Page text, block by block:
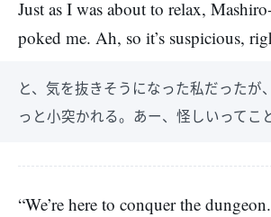
Just as I was about to relax,
poked me. Ah, so it’s suspicious,
と、気を抜きそうになった私だったが
っと小突かれる。あー、怪しいってこ
“We’re here to conquer the